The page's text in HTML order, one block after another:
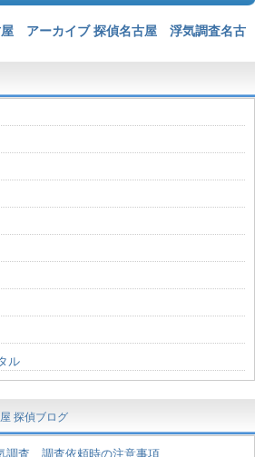
アーカイブ 探偵名古屋 浮気調査名古
ル
探偵ブログ
調査 調査依頼時の注意事項